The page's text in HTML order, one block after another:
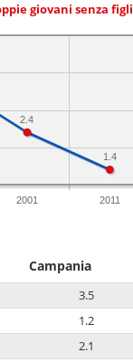
giovani senza figli
2001 2011
1.4
2.4
Campania
3.5
1.2
2.1